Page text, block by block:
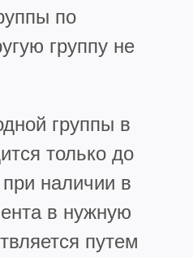
по
группу не
группы в
только до
наличии в
в нужную
путем